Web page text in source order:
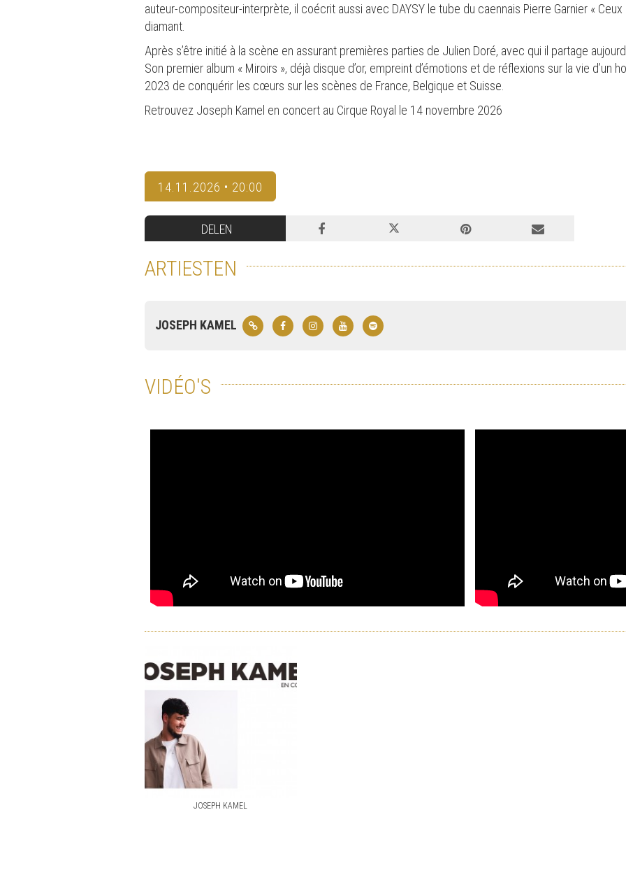
auteur-compositeur-interprète, il coécrit aussi avec DAYSY le tube du caennais Pierre Garnier «
diamant.
Après s’être initié à la scène en assurant premières parties de Julien Doré, avec qui il partage
Son premier album « Miroirs », déjà disque d’or, empreint d’émotions et de réflexions sur la vie d’un
2023 de conquérir les cœurs sur les scènes de France, Belgique et Suisse.
Retrouvez Joseph Kamel en concert au Cirque Royal le 14 novembre 2026
14.11.2026 • 20:00
DELEN
ARTIESTEN
JOSEPH KAMEL
VIDÉO'S
JOSEPH KAMEL